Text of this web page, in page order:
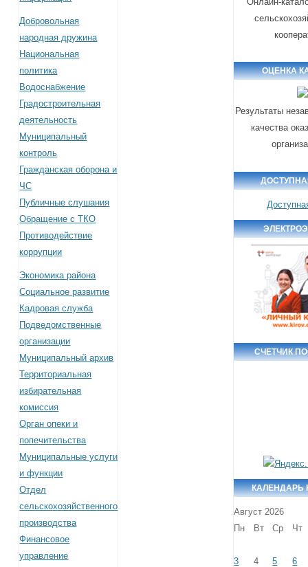
Добровольная
народная дружина
Национальная
политика
Водоснабжение
Градостроительная
деятельность
Муниципальный
контроль
Гражданская оборона и
ЧС
Публичные слушания
Обращение с ТКО
Противодействие
коррупции
Экономика района
Социальное развитие
Кадровая служба
Подведомственные
организации
Муниципальный архив
Территориальная
избирательная
комиссия
Орган опеки и
попечительства
Муниципальные услуги
и функции
Отдел
сельскохозяйственного
производства
Финансовое
управление
ОЦЕНКА
Результаты
качества
СЧЕТЧИК
КАЛЕНДАРЬ
Август 2026
Пн
Вт Ср Чт
3 4 5
6